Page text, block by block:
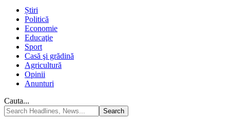
Știri
Politică
Economie
Educaţie
Sport
Casă şi grădină
Agricultură
Opinii
Anunturi
Cauta...